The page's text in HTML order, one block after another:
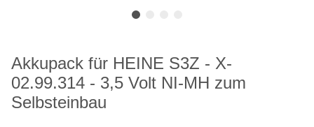
Akkupack für HEINE S3Z - X-
02.99.314 - 3,5 Volt NI-MH zum
Selbsteinbau